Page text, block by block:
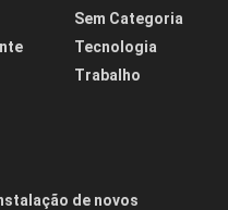
Sem Categoria
Tecnologia
Trabalho
de novos